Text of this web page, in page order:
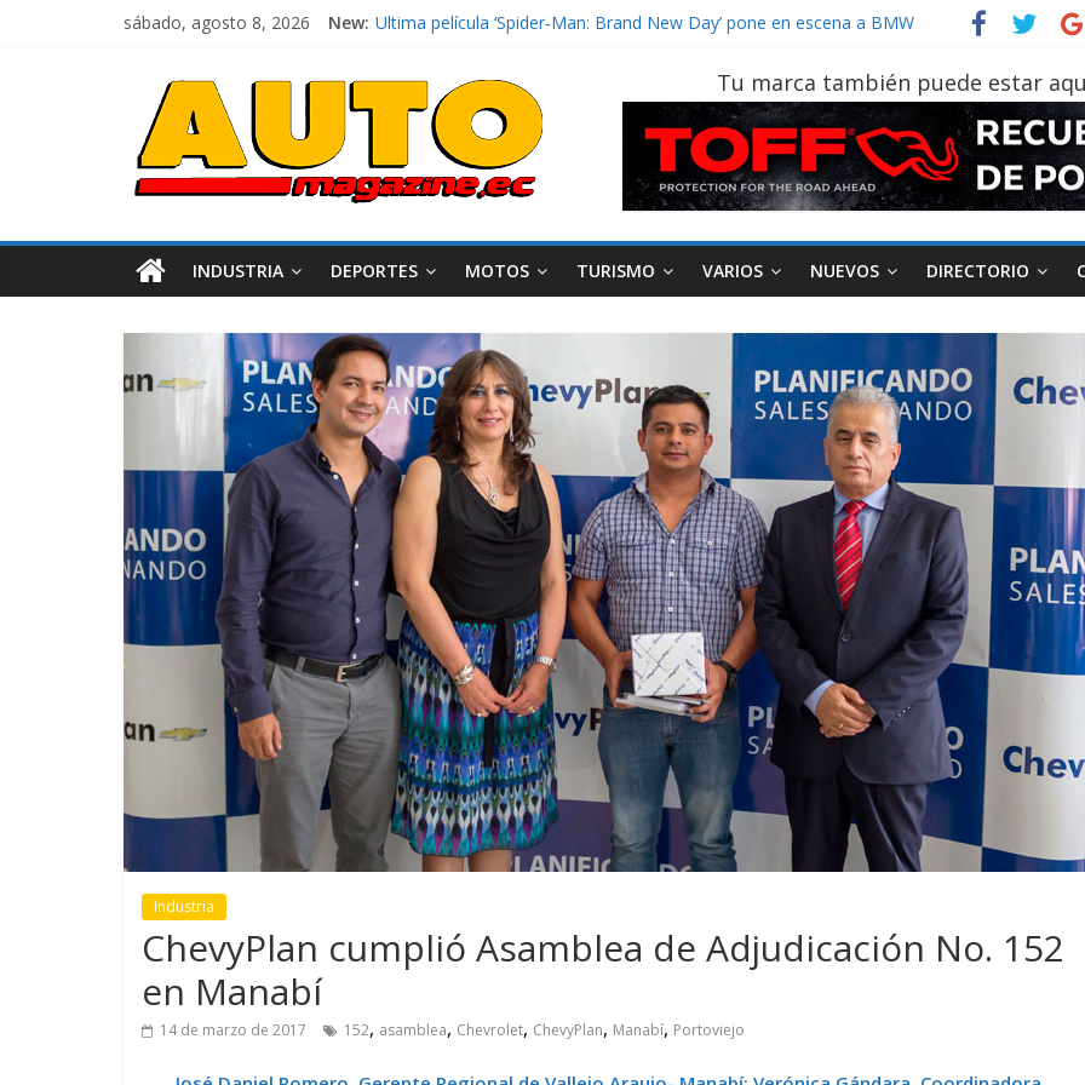
sábado, agosto 8, 2026 New: El costo de tener un vehículo gana protagonismo a la hora de decidir
¿Qué puede pasar con tu vehículo si permanece varios días sin usar?
La Vuelta al Ecuador 2026, edición 47ª, recorre 7 provincias en 8 días
La FEDAK recibe 12 Sinotruk Bolden para cubrir las rutas de La Vuelta
Tu marca también puede estar
INDUSTRIA DEPORTES MOTOS TURISMO VARIOS NUEVOS DIRECTORIO
Industria
ChevyPlan cumplió Asamblea de Adjudicación No. 152
en Manabí
14 de marzo de 2017 152, asamblea, Chevrolet, ChevyPlan, Manabí, Portoviejo
Movilidad Varios
GM reafirma su
compromiso con movilidad
más segura y conectada
Movilidad Turismo Varios
¿Qué puede pasar con tu
vehículo si permanece
varios días sin usar?
AEADE Industria Motociclismo
Movilidad
Campaña busca cambiar
destino de los
en la región